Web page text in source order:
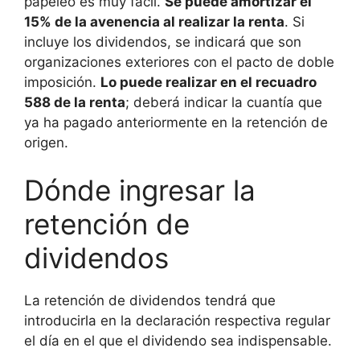
15% de la avenencia al realizar la renta. Si
incluye los dividendos, se indicará que son
organizaciones exteriores con el pacto de doble
imposición. Lo puede realizar en el recuadro
588 de la renta; deberá indicar la cuantía que
ya ha pagado anteriormente en la retención de
origen.
Dónde ingresar la
retención de
dividendos
La retención de dividendos tendrá que
introducirla en la declaración respectiva regular
el día en el que el dividendo sea indispensable.